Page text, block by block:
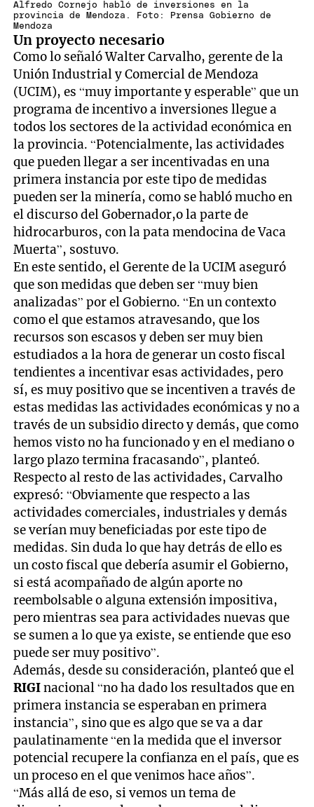
Alfredo Cornejo habló de inversiones en la
provincia de Mendoza. Foto: Prensa Gobierno de
Mendoza
Un proyecto necesario
Como lo señaló Walter Carvalho, gerente de la
Unión Industrial y Comercial de Mendoza
(UCIM), es “muy importante y esperable” que un
programa de incentivo a inversiones llegue a
todos los sectores de la actividad económica en
la provincia. “Potencialmente, las actividades
que pueden llegar a ser incentivadas en una
primera instancia por este tipo de medidas
pueden ser la minería, como se habló mucho en
el discurso del Gobernador,o la parte de
hidrocarburos, con la pata mendocina de Vaca
Muerta”, sostuvo.
En este sentido, el Gerente de la UCIM aseguró
que son medidas que deben ser “muy bien
analizadas” por el Gobierno. “En un contexto
como el que estamos atravesando, que los
recursos son escasos y deben ser muy bien
estudiados a la hora de generar un costo fiscal
tendientes a incentivar esas actividades, pero
sí, es muy positivo que se incentiven a través de
estas medidas las actividades económicas y no a
través de un subsidio directo y demás, que como
hemos visto no ha funcionado y en el mediano o
largo plazo termina fracasando”, planteó.
Respecto al resto de las actividades, Carvalho
expresó: “Obviamente que respecto a las
actividades comerciales, industriales y demás
se verían muy beneficiadas por este tipo de
medidas. Sin duda lo que hay detrás de ello es
un costo fiscal que debería asumir el Gobierno,
si está acompañado de algún aporte no
reembolsable o alguna extensión impositiva,
pero mientras sea para actividades nuevas que
se sumen a lo que ya existe, se entiende que eso
puede ser muy positivo”.
Además, desde su consideración, planteó que el
RIGInacional “no ha dado los resultados que en
primera instancia se esperaban en primera
instancia”, sino que es algo que se va a dar
paulatinamente “en la medida que el inversor
potencial recupere la confianza en el país, que es
un proceso en el que venimos hace años”.
“Más allá de eso, si vemos un tema de